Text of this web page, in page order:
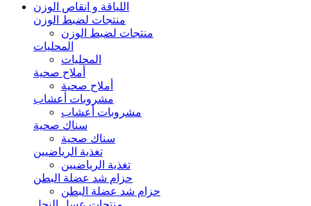
اللياقة و انقاص الوزن
منتجات لضبط الوزن
منتجات لضبط الوزن
المحليات
المحليات
أملاح صحية
أملاح صحية
مشروبات أعشاب
مشروبات أعشاب
سناك صحية
سناك صحية
تغذية الرياضيين
تغذية الرياضيين
حزام شد عضلة البطن
حزام شد عضلة البطن